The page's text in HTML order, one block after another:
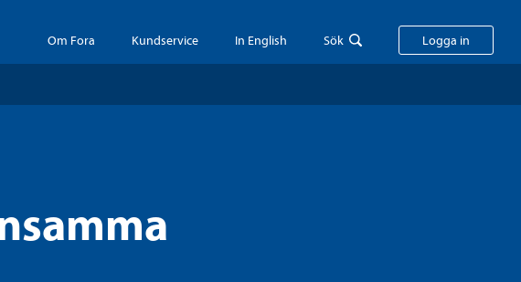
Om Fora Kundservice In English Sök Logga in